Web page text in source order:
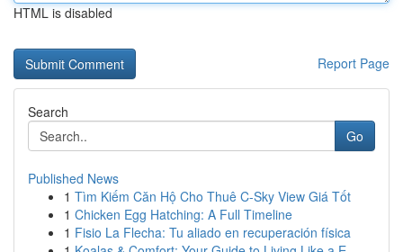
HTML is disabled
Report Page
Search
Go
Published News
1 Tìm Kiếm Căn Hộ Cho Thuê C-Sky View Giá Tốt
1 Chicken Egg Hatching: A Full Timeline
1 Fisio La Flecha: Tu aliado en recuperación física